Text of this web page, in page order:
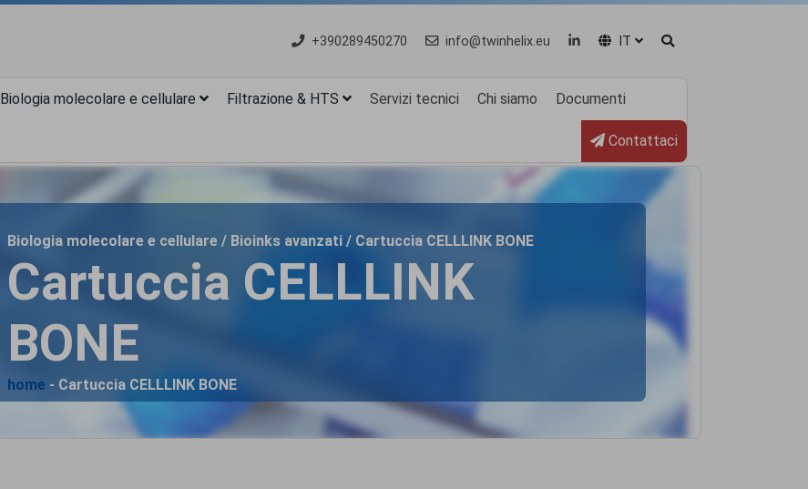
IT
info@twinhelix.eu
+390289450270
Biologia molecolare e cellulare Filtrazione & HTS Servizi tecnici Chi siamo Documenti
Contattaci
Biologia molecolare e cellulare / Bioinks avanzati / Cartuccia CELLLINK BONE
Cartuccia CELLLINK
BONE
home - Cartuccia CELLLINK BONE